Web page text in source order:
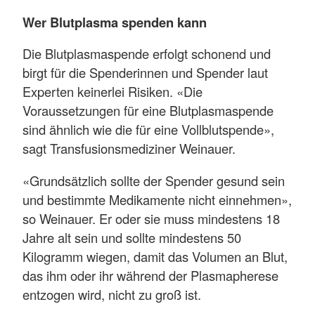
Wer Blutplasma spenden kann
Die Blutplasmaspende erfolgt schonend und
birgt für die Spenderinnen und Spender laut
Experten keinerlei Risiken. «Die
Voraussetzungen für eine Blutplasmaspende
sind ähnlich wie die für eine Vollblutspende»,
sagt Transfusionsmediziner Weinauer.
«Grundsätzlich sollte der Spender gesund sein
und bestimmte Medikamente nicht einnehmen»,
so Weinauer. Er oder sie muss mindestens 18
Jahre alt sein und sollte mindestens 50
Kilogramm wiegen, damit das Volumen an Blut,
das ihm oder ihr während der Plasmapherese
entzogen wird, nicht zu groß ist.